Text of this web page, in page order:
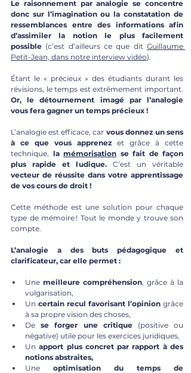
Le raisonnement par analogie se concentre
donc sur l’imagination ou la constatation de
ressemblances entre des informations afin
d’assimiler la notion le plus facilement
possible (c’est d’ailleurs ce que dit Guillaume
Petit-Jean, dans notre interview vidéo).
Étant le « précieux » des étudiants durant les
Or, le détournement imagé par l’analogie
vous fera gagner un temps précieux !
L’analogie est efficace, car vous donnez un sens
à ce que vous apprenez et grâce à cette
technique, la mémorisation se fait de façon
plus rapide et ludique.
vecteur de réussite dans votre apprentissage
de vos cours de droit !
Cette méthode est une solution pour chaque
type de mémoire ! Tout le monde y trouve son
compte.
L’analogie a des buts pédagogique et
clarificateur, car elle permet :
Une meilleure compréhension, grâce à la
vulgarisation,
Un certain recul favorisant l’opinion grâce
à sa propre vision des choses,
De se forger une critique (positive ou
négative) utile pour les exercices juridiques,
Un apport plus concret par rapport à des
notions abstraites,
Une optimisation du temps de